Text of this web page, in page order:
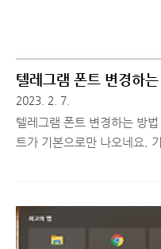
텔레그램 폰트 변경하
2023. 2. 7.
텔레그램 폰트 변경하는 방
트가 기본으로만 나오네요.
트 변경하는 방법 텔레그램
대화 내용, 사진 등 미디어 파